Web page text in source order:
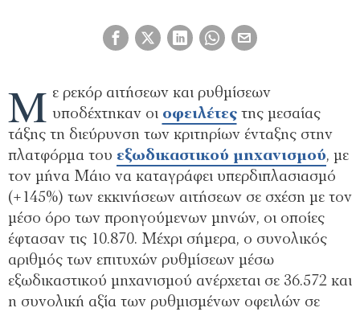
Μ ε ρεκόρ αιτήσεων και ρυθμίσεων
υποδέχτηκαν οι οφειλέτεςτης μεσαίας
τάξης τη διεύρυνση των κριτηρίων ένταξης στην
πλατφόρμα του εξωδικαστικού μηχανισμού, με
τον μήνα Μάιο να καταγράφει υπερδιπλασιασμό
(+145%) των εκκινήσεων αιτήσεων σε σχέση με τον
μέσο όρο των προηγούμενων μηνών, οι οποίες
έφτασαν τις 10.870. Μέχρι σήμερα, ο συνολικός
αριθμός των επιτυχών ρυθμίσεων μέσω
εξωδικαστικού μηχανισμού ανέρχεται σε 36.572 και
η συνολική αξία των ρυθμισμένων οφειλών σε